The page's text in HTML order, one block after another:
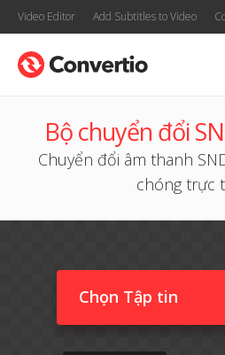
Video Editor Add Subtitles to Video
Bộ chuyển đổi
Chuyển đổi âm thanh
chóng trực
Chọn Tập tin